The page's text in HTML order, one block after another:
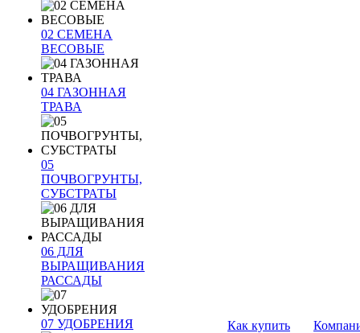
02 СЕМЕНА
ВЕСОВЫЕ
04 ГАЗОННАЯ
ТРАВА
05
ПОЧВОГРУНТЫ,
СУБСТРАТЫ
06 ДЛЯ
ВЫРАЩИВАНИЯ
РАССАДЫ
07 УДОБРЕНИЯ
Как купить